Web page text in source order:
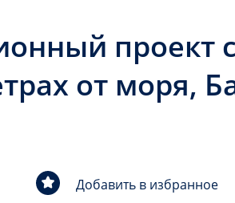
проект
от моря,
Добавить в избранное